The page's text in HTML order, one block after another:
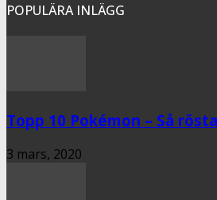
POPULÄRA INLÄGG
Topp 10 Pokémon – Så
3 mars, 2020